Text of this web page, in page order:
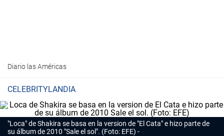
Diario las Américas
CELEBRITYLANDIA
"Loca" de Shakira se basa en la version de "El Cata" e hizo parte de
su álbum de 2010 "Sale el sol". (Foto: EFE)